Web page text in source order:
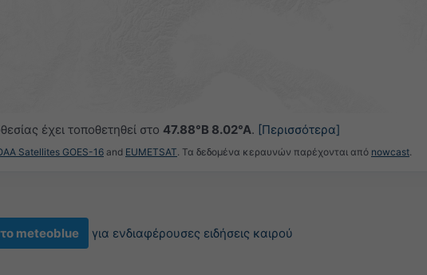
έχει τοποθετηθεί στο 47.88°Β 8.02°Α. [Περισσότερα]
Satellites GOES-16 and EUMETSAT. Τα δεδομένα κεραυνών παρέχονται από nowcast.
meteoblue για ενδιαφέρουσες ειδήσεις καιρού